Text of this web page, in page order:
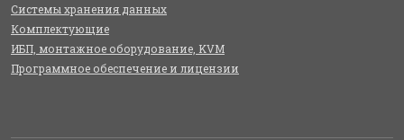
Системы хранения данных
Комплектующие
ИБП, монтажное оборудование, KVM
Программное обеспечение и лицензии